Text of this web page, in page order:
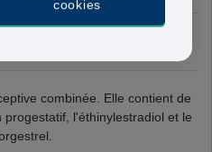
combinée. Elle contient de
l'éthinylestradiol et le
cookies